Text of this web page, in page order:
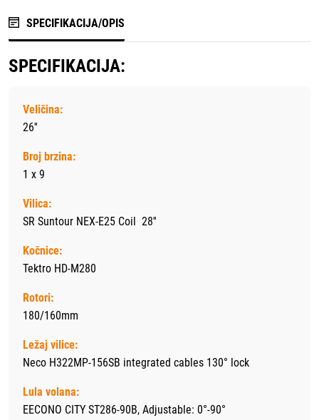
SPECIFIKACIJA/OPIS
SPECIFIKACIJA:
Veličina:
26''
Broj brzina:
1 x 9
Vilica:
SR Suntour NEX-E25 Coil 28''
Kočnice:
Tektro HD-M280
Rotori:
180/160mm
Ležaj vilice:
Neco H322MP-156SB integrated cables 130° lock
Lula volana:
EECONO CITY ST286-90B, Adjustable: 0°-90°